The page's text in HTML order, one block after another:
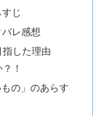
じ
レ感想
した理由
！
の」のあらす